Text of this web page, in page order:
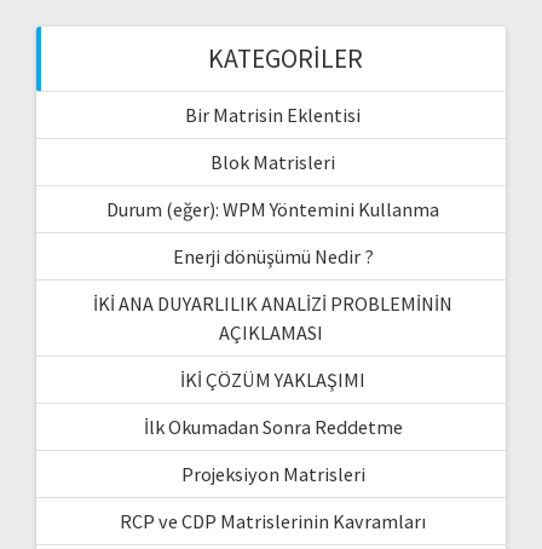
KATEGORILER
Bir Matrisin Eklentisi
Blok Matrisleri
Durum (eğer): WPM Yöntemini Kullanma
Enerji dönüşümü Nedir ?
İKİ ANA DUYARLILIK ANALİZİ PROBLEMİNİN
AÇIKLAMASI
İKİ ÇÖZÜM YAKLAŞIMI
İlk Okumadan Sonra Reddetme
Projeksiyon Matrisleri
RCP ve CDP Matrislerinin Kavramları